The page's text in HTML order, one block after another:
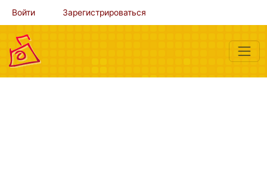
Войти Зарегистрироваться